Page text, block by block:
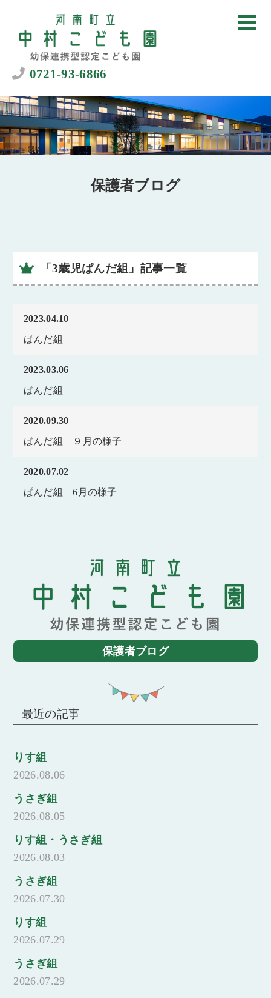
0721-93-6866
保護者ブログ
「3歳児ぱんだ組」記事一覧
2023.04.10
ぱんだ組
2023.03.06
ぱんだ組
2020.09.30
ぱんだ組 ９月の様子
2020.07.02
ぱんだ組 6月の様子
保護者ブログ
最近の記事
りす組
2026.08.06
うさぎ組
2026.08.05
りす組・うさぎ組
2026.08.03
うさぎ組
2026.07.30
りす組
2026.07.29
うさぎ組
2026.07.29